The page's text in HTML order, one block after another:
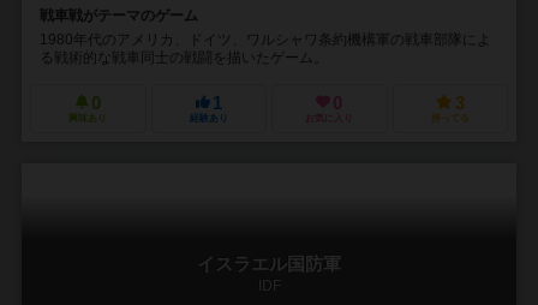
戦車戦がテーマのゲーム
1980年代のアメリカ、ドイツ、ワルシャワ条約機構軍の戦車部隊によ
る戦術的な戦車同士の戦闘を描いたゲーム。
0
興味あり
1
経験あり
0
お気に入り
3
持ってる
イスラエル国防軍
IDF